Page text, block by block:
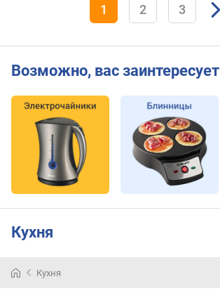
1 2 3
Возможно, вас заинтересует
Кухня
Кухня